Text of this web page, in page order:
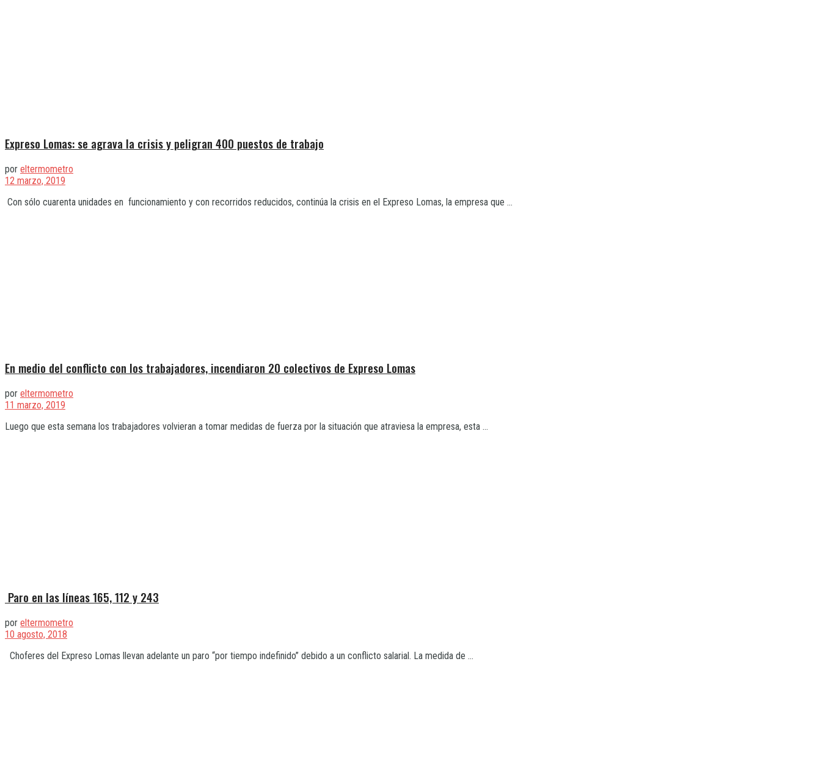
Expreso Lomas: se agrava la crisis y peligran 400 puestos de trabajo
por eltermometro
12 marzo, 2019
Con sólo cuarenta unidades en funcionamiento y con recorridos reducidos, continúa la crisis en el Expreso Lomas, la empresa que ...
En medio del conflicto con los trabajadores, incendiaron 20 colectivos de Expreso Lomas
por eltermometro
11 marzo, 2019
Luego que esta semana los trabajadores volvieran a tomar medidas de fuerza por la situación que atraviesa la empresa, esta ...
Paro en las líneas 165, 112 y 243
por eltermometro
10 agosto, 2018
Choferes del Expreso Lomas llevan adelante un paro “por tiempo indefinido” debido a un conflicto salarial. La medida de ...